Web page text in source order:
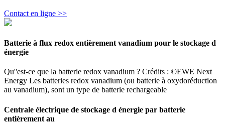
Contact en ligne >>
Batterie à flux redox entièrement vanadium pour le stockage d
énergie
Qu''est-ce que la batterie redox vanadium ? Crédits : ©EWE Next
Energy Les batteries redox vanadium (ou batterie à oxydoréduction
au vanadium), sont un type de batterie rechargeable
Centrale électrique de stockage d énergie par batterie
entièrement au